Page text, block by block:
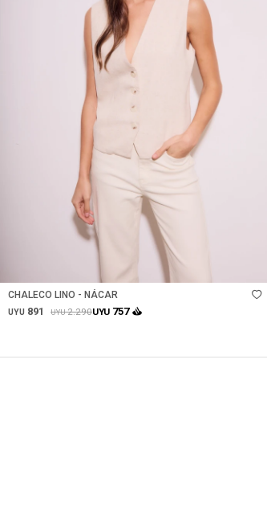
CHALECO LINO - NÁCAR
UYU 891 UYU2.290UYU 757